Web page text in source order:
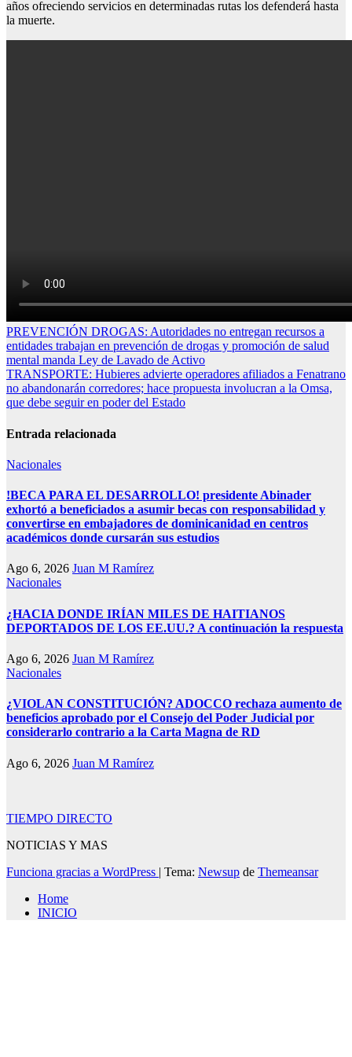
años ofreciendo servicios en determinadas rutas los defenderá hasta
la muerte.
Navegación
de
entradas
PREVENCIÓN DROGAS: Autoridades no entregan recursos a
entidades trabajan en prevención de drogas y promoción de salud
mental manda Ley de Lavado de Activo
TRANSPORTE: Hubieres advierte operadores afiliados a Fenatrano
no abandonarán corredores; hace propuesta involucran a la Omsa,
que debe seguir en poder del Estado
Entrada relacionada
Nacionales
!BECA PARA EL DESARROLLO! presidente Abinader
exhortó a beneficiados a asumir becas con responsabilidad y
convertirse en embajadores de dominicanidad en centros
académicos donde cursarán sus estudios
Ago 6, 2026 Juan M Ramírez
Nacionales
¿HACIA DONDE IRÍAN MILES DE HAITIANOS
DEPORTADOS DE LOS EE.UU.? A continuación la respuesta
Ago 6, 2026 Juan M Ramírez
Nacionales
¿VIOLAN CONSTITUCIÓN? ADOCCO rechaza aumento de
beneficios aprobado por el Consejo del Poder Judicial por
considerarlo contrario a la Carta Magna de RD
Ago 6, 2026 Juan M Ramírez
TIEMPO DIRECTO
NOTICIAS Y MAS
Funciona gracias a WordPress | Tema: Newsup de Themeansar
Home
INICIO